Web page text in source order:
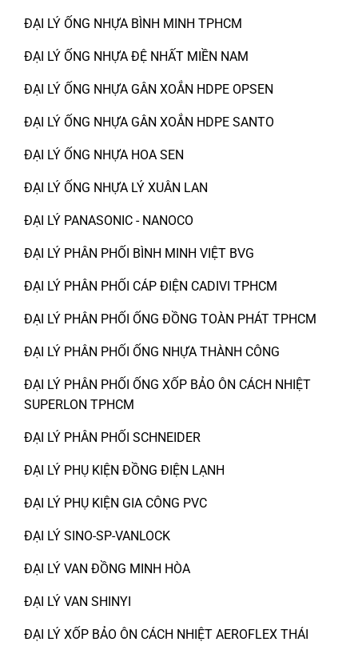
ĐẠI LÝ ỐNG NHỰA BÌNH MINH TPHCM
ĐẠI LÝ ỐNG NHỰA ĐỆ NHẤT MIỀN NAM
ĐẠI LÝ ỐNG NHỰA GÂN XOẮN HDPE OPSEN
ĐẠI LÝ ỐNG NHỰA GÂN XOẮN HDPE SANTO
ĐẠI LÝ ỐNG NHỰA HOA SEN
ĐẠI LÝ ỐNG NHỰA LÝ XUÂN LAN
ĐẠI LÝ PANASONIC - NANOCO
ĐẠI LÝ PHÂN PHỐI BÌNH MINH VIỆT BVG
ĐẠI LÝ PHÂN PHỐI CÁP ĐIỆN CADIVI TPHCM
ĐẠI LÝ PHÂN PHỐI ỐNG ĐỒNG TOÀN PHÁT TPHCM
ĐẠI LÝ PHÂN PHỐI ỐNG NHỰA THÀNH CÔNG
ĐẠI LÝ PHÂN PHỐI ỐNG XỐP BẢO ÔN CÁCH NHIỆT
SUPERLON TPHCM
ĐẠI LÝ PHÂN PHỐI SCHNEIDER
ĐẠI LÝ PHỤ KIỆN ĐỒNG ĐIỆN LẠNH
ĐẠI LÝ PHỤ KIỆN GIA CÔNG PVC
ĐẠI LÝ SINO-SP-VANLOCK
ĐẠI LÝ VAN ĐỒNG MINH HÒA
ĐẠI LÝ VAN SHINYI
ĐẠI LÝ XỐP BẢO ÔN CÁCH NHIỆT AEROFLEX THÁI